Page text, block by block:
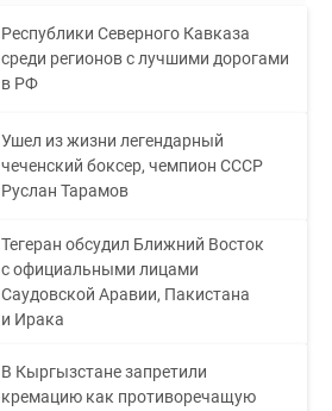
Республики Северного Кавказа
среди регионов с лучшими дорогами
в РФ
Ушел из жизни легендарный
чеченский боксер, чемпион СССР
Руслан Тарамов
Тегеран обсудил Ближний Восток
с официальными лицами
Саудовской Аравии, Пакистана
и Ирака
В Кыргызстане запретили
кремацию как противоречащую